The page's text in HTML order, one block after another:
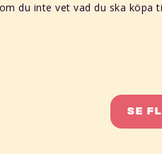
du inte vet vad du ska köpa
Se